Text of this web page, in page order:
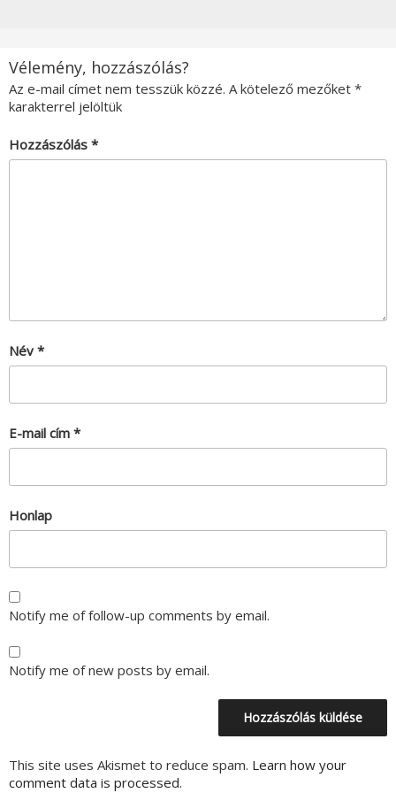
Vélemény, hozzászólás?
Az e-mail címet nem tesszük közzé. A kötelező mezőket *
karakterrel jelöltük
Hozzászólás *
Név *
E-mail cím *
Honlap
Notify me of follow-up comments by email.
Notify me of new posts by email.
This site uses Akismet to reduce spam. Learn how your
comment data is processed.